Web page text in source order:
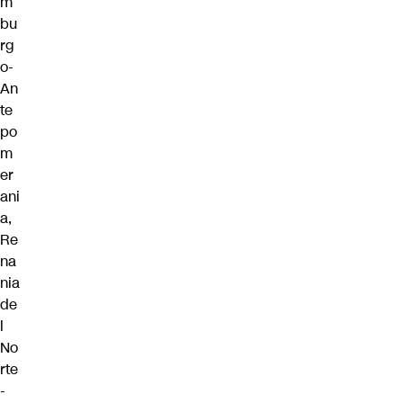
bu
rg
o-
An
te
po
m
er
ani
a,
Re
na
nia
de
l
No
rte
-